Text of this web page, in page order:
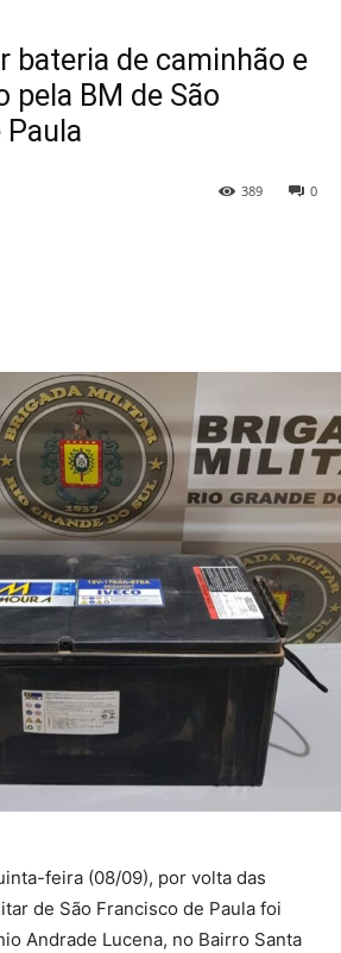
bateria de caminhão e
pela BM de São
Paula
0
389
feira (08/09), por volta das
de São Francisco de Paula foi
Andrade Lucena, no Bairro Santa